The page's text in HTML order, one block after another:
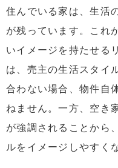
住んでいる家は、生活
が残っています。これ
いイメージを持たせる
は、売主の生活スタイ
合わない場合、物件自
ねません。一方、空き
が強調されることから
ルをイメージしやすく